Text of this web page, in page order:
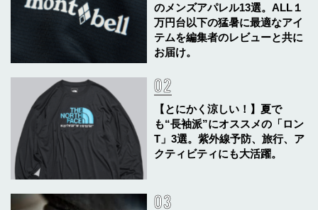
のメンズアパレル13選。ALL１
万円台以下の猛暑に最適なアイ
テムを編集者のレビューと共に
お届け。
【とにかく涼しい！】夏で
も“長袖派”にオススメの「ロン
T」3選。紫外線予防、旅行、ア
クティビティにも大活躍。